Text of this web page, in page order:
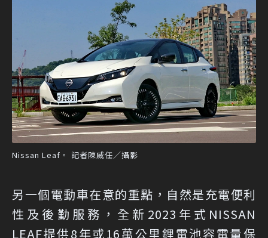
Nissan Leaf。 記者陳威任／攝影
另一個電動車在意的重點，自然是充電便利
性及後勤服務，全新2023年式NISSAN
LEAF提供8年或16萬公里鋰電池容電量保